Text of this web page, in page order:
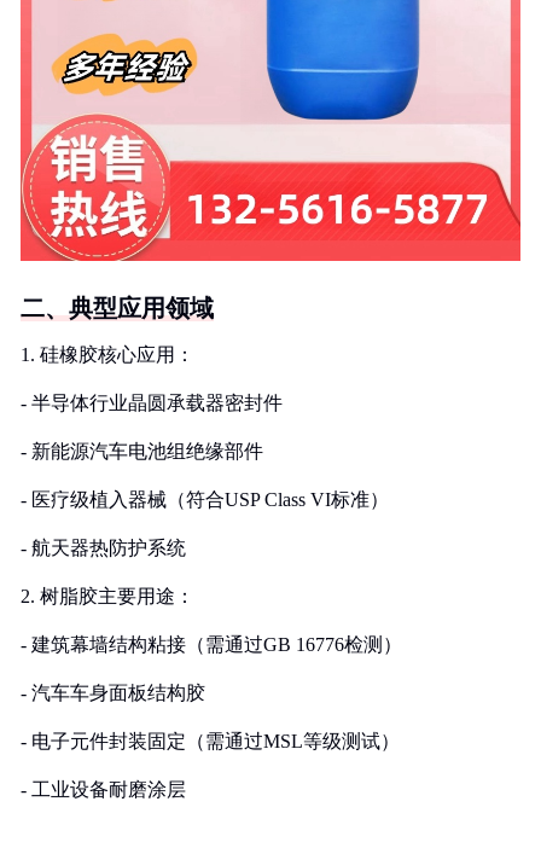
二、典型应用领域
1. 硅橡胶核心应用：
- 半导体行业晶圆承载器密封件
- 新能源汽车电池组绝缘部件
- 医疗级植入器械（符合USP Class VI标准）
- 航天器热防护系统
2. 树脂胶主要用途：
- 建筑幕墙结构粘接（需通过GB 16776检测）
- 汽车车身面板结构胶
- 电子元件封装固定（需通过MSL等级测试）
- 工业设备耐磨涂层